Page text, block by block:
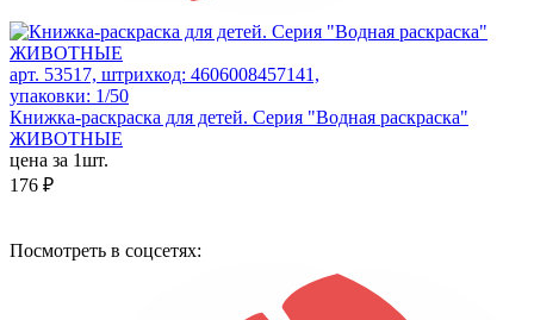
арт. 53517, штрихкод: 4606008457141,
упаковки: 1/50
Книжка-раскраска для детей. Серия "Водная раскраска"
ЖИВОТНЫЕ
цена за 1шт.
176 ₽
Посмотреть в соцсетях: